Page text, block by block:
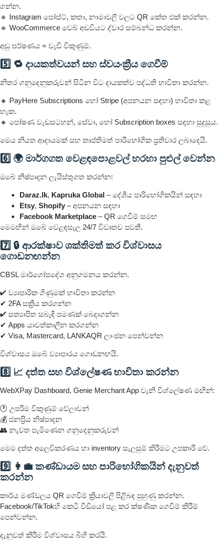
ගන්න.
🔹 Instagram පෝස්ට්, කතා, නාමාවලි වලට QR කේත එක් කරන්න.
🔹 WooCommerce වෙබ් අඩවියට ද්වාර සම්බන්ධ කරන්න.
අඩු ඝර්ෂණය = වැඩි විකුණුම්.
5️⃣ 🔁 දායකත්වයන් සහ ස්වයංක්‍රීය ගෙවීම්
නිතර ගනුදෙනුකරුවන් සිටින විට දායකත්ව පද්ධති භාවිතා කරන්න.
🔸 PayHere Subscriptions හෝ Stripe (අපනයන සඳහා) භාවිතා කළ
හැක.
🔸 පෝෂණ වැඩසටහන්, සේවා, හෝ Subscription boxes සඳහා සුදුසුය.
මෙය නියත ආදායමක් සහ තෘප්තිමත් පාරිභෝගික ප්‍රතිචාර ලබාදෙයි.
6️⃣ 🌍 මාර්ගගත වෙළඳපොළවල් හරහා පුළුල් වෙන්න
ඔබේ නිෂ්පාදන ලැයිස්තුගත කරන්න:
Daraz.lk, Kapruka Global – දේශීය පාරිභෝගිකයින් සඳහා
Etsy, Shopify – අපනයන සඳහා
Facebook Marketplace – QR ගෙවීම් සමඟ
මෙමඟින් ඔබේ වෙළඳසැල 24/7 විවෘතව පවතී.
7️⃣ 🔒 ආරක්ෂාව ශක්තිමත් කර විශ්වාසය
ගොඩනඟන්න
CBSL මාර්ගෝපදේශ අනුගමනය කරන්න.
✔ ව්‍යාපාරික ගිණුමක් භාවිතා කරන්න
✔ 2FA සක්‍රීය කරගන්න
✔ සත්‍යාපිත සබැඳි පමණක් බෙදාගන්න
✔ Apps යාවත්කාලීන කරගන්න
✔ Visa, Mastercard, LANKAQR ලාංඡන පෙන්වන්න
විශ්වාසය ඔබේ ව්‍යාපාරය ගොඩනඟයි.
8️⃣ 📈 දත්ත සහ විශ්ලේෂණ භාවිතා කරන්න
WebXPay Dashboard, Genie Merchant App වැනි විශ්ලේෂණ මඟින්:
🕐 උපරිම විකුණුම් වේලාවන්
💰 ජනප්‍රිය නිෂ්පාදන
👥 නැවත පැමිණෙන ගනුදෙනුකරුවන්
මෙම දත්ත අලෙවිකරණය හා inventory සැලසුම් කිරීමට උපකාරී වේ.
9️⃣ 👩‍💼 කණ්ඩායම සහ පාරිභෝගිකයින් දැනුවත්
කරන්න
කාර්ය මණ්ඩලය QR ගෙවීම් ක්‍රියාවලි පිළිබඳ පුහුණු කරන්න.
Facebook/TikTokහි කෙටි වීඩියෝ පළ කර ක්ෂණික ගෙවීම් කිරීම්
පෙන්වන්න.
දැනුවත් කිරීම විශ්වාසය බිහි කරයි.